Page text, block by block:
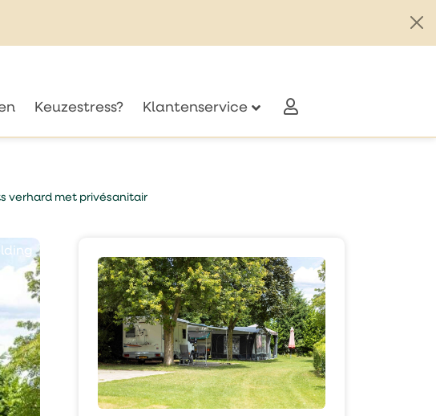
Keuzestress? Klantenservice
verhard met privésanitair